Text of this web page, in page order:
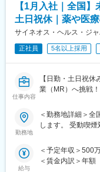
就業について力を
■特徴：
(1)充実した教育体
・製品研修（約2
エンテーション
他、横断研修、e
・オンコロジー専
しています。
(2)プロジェクトマ
として結果を出せ
(3)豊富なプロジ
【1月入社｜全国
土日祝休｜薬や医
サイネオス・ヘルス・ジ
正社員 5名以上採用
仕事内容
【日勤・土日祝
業（MR）へ挑戦
《資格と想いがあ
「誰かのためにな
したい」という想
ます。
これまでの経験を
勤務地
＜勤務地詳細＞全
します。 受動喫煙
給与
＜予定年収＞500
＜賃金内訳＞年額